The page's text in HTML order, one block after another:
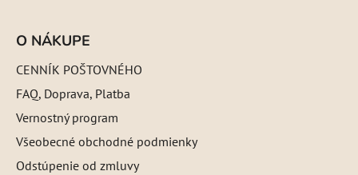
O NÁKUPE
CENNÍK POŠTOVNÉHO
FAQ, Doprava, Platba
Vernostný program
Všeobecné obchodné podmienky
Odstúpenie od zmluvy